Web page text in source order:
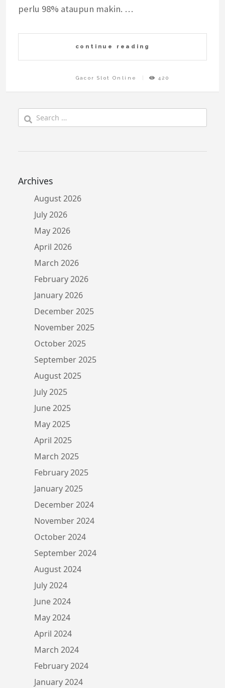
perlu 98% ataupun makin. …
continue reading
Gacor Slot Online 420
for:
Archives
August 2026
July 2026
May 2026
April 2026
March 2026
February 2026
January 2026
December 2025
November 2025
October 2025
September 2025
August 2025
July 2025
June 2025
May 2025
April 2025
March 2025
February 2025
January 2025
December 2024
November 2024
October 2024
September 2024
August 2024
July 2024
June 2024
May 2024
April 2024
March 2024
February 2024
January 2024